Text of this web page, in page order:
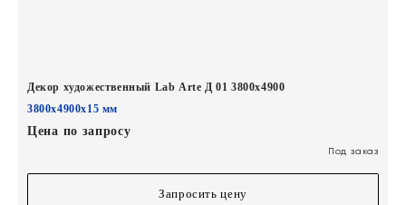
Декор художественный Lab Arte Д 01 3800х4900
3800х4900х15 мм
Цена по запросу
Под заказ
Запросить цену